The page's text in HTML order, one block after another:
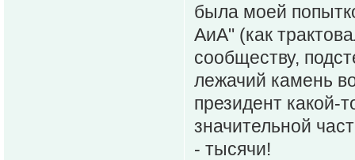
была моей
АиА" (как
сообществу,
лежачий камень
президент какой-
значительной
- тысячи!